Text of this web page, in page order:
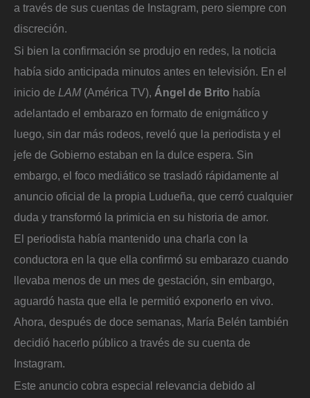
a través de sus cuentas de Instagram, pero siempre con
discreción.
Si bien la confirmación se produjo en redes, la noticia
había sido anticipada minutos antes en televisión. En el
inicio de LAM (América TV), Ángel de Brito había
adelantado el embarazo en formato de enigmático y
luego, sin dar más rodeos, reveló que la periodista y el
jefe de Gobierno estaban en la dulce espera. Sin
embargo, el foco mediático se trasladó rápidamente al
anuncio oficial de la propia Ludueña, que cerró cualquier
duda y transformó la primicia en su historia de amor.
El periodista había mantenido una charla con la
conductora en la que ella confirmó su embarazo cuando
llevaba menos de un mes de gestación, sin embargo,
aguardó hasta que ella le permitió exponerlo en vivo.
Ahora, después de doce semanas, María Belén también
decidió hacerlo público a través de su cuenta de
Instagram.
Este anuncio cobra especial relevancia debido al